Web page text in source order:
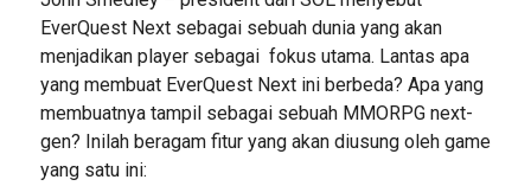
EverQuest Next sebagai sebuah dunia yang akan
menjadikan player sebagai fokus utama. Lantas apa
yang membuat EverQuest Next ini berbeda? Apa yang
membuatnya tampil sebagai sebuah MMORPG next-
gen? Inilah beragam fitur yang akan diusung oleh game
yang satu ini: